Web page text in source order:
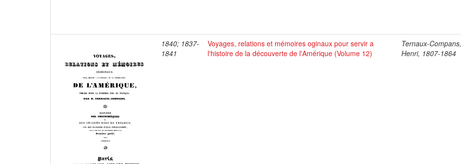
1840; 1837-
1841
Voyages, relations et mémoires oginaux pour servir a
l'histoire de la découverte de l'Amérique (Volume 12)
Ternaux-Compans,
Henri, 1807-1864